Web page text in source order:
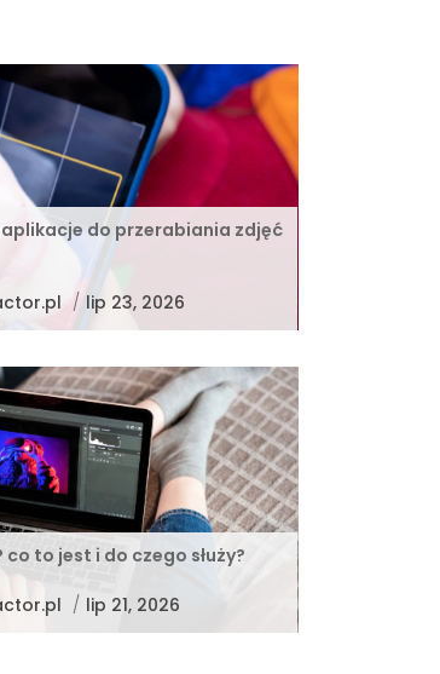
do przerabiania zdjęć
/ lip 23, 2026
co to jest i do czego służy?
/ lip 21, 2026